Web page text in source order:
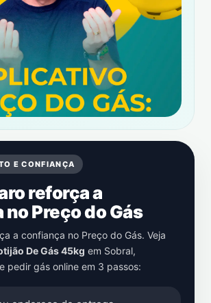
E CONFIANÇA
reforça a
Preço do Gás
a confiança no Preço do Gás. Veja
De Gás 45kg em Sobral,
pedir gás online em 3 passos: